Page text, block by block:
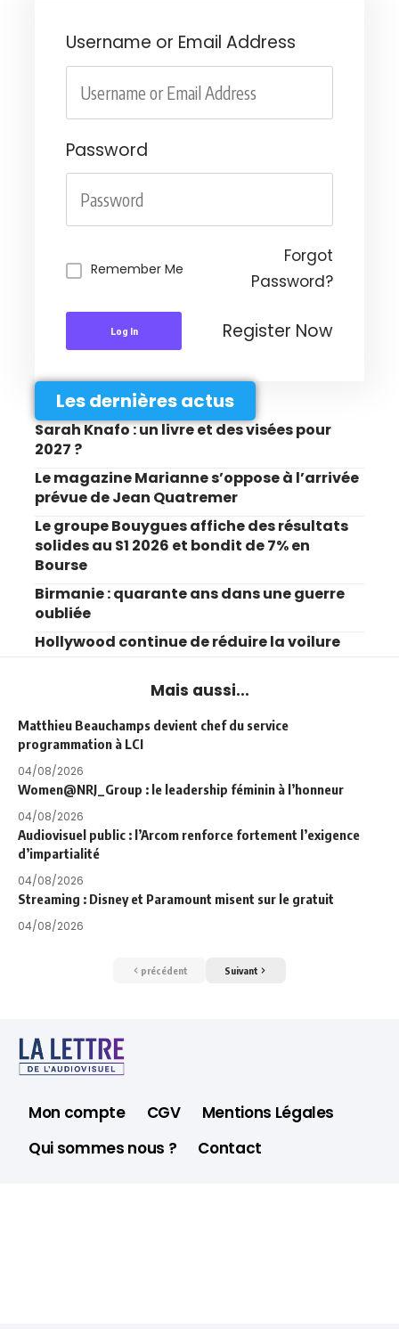
Username or Email Address
Password
Remember Me
Forgot
Password?
Log In Register Now
Les dernières actus
Sarah Knafo : un livre et des visées pour
2027 ?
Le magazine Marianne s’oppose à l’arrivée
prévue de Jean Quatremer
Le groupe Bouygues affiche des résultats
solides au S1 2026 et bondit de 7% en
Bourse
Birmanie : quarante ans dans une guerre
oubliée
Hollywood continue de réduire la voilure
Mais aussi...
Matthieu Beauchamps devient chef du service
programmation à LCI
04/08/2026
Women@NRJ_Group : le leadership féminin à l’honneur
04/08/2026
Audiovisuel public : l’Arcom renforce fortement l’exigence
d’impartialité
04/08/2026
Streaming : Disney et Paramount misent sur le gratuit
04/08/2026
précédent Suivant
Mon compte CGV
Mentions Légales
Qui sommes nous ?
Contact